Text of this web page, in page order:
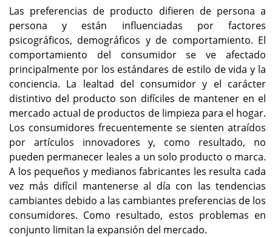
Las preferencias de producto difieren de persona a
persona y están influenciadas por factores
psicográficos, demográficos y de comportamiento. El
comportamiento del consumidor se ve afectado
principalmente por los estándares de estilo de vida y la
conciencia. La lealtad del consumidor y el carácter
distintivo del producto son difíciles de mantener en el
mercado actual de productos de limpieza para el hogar.
Los consumidores frecuentemente se sienten atraídos
por artículos innovadores y, como resultado, no
pueden permanecer leales a un solo producto o marca.
A los pequeños y medianos fabricantes les resulta cada
vez más difícil mantenerse al día con las tendencias
cambiantes debido a las cambiantes preferencias de los
consumidores. Como resultado, estos problemas en
conjunto limitan la expansión del mercado.